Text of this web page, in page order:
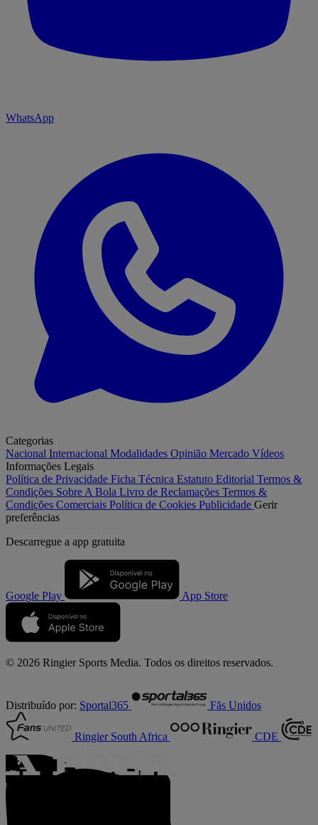
WhatsApp
Categorias
Nacional Internacional Modalidades Opinião Mercado Vídeos
Informações Legais
Política de Privacidade Ficha Técnica Estatuto Editorial Termos &
Condições Sobre A Bola Livro de Reclamações Termos &
Condições Comerciais Política de Cookies Publicidade Gerir
preferências
Descarregue a app gratuita
Google Play App Store
© 2026 Ringier Sports Media. Todos os direitos reservados.
Distribuído por: Sportal365 Fãs Unidos
Ringier South Africa CDE